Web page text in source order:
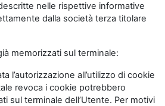
nelle rispettive informative
dalla società terza titolare
memorizzati sul terminale:
l’autorizzazione all’utilizzo di cookie
revoca i cookie potrebbero
sul terminale dell’Utente. Per motivi